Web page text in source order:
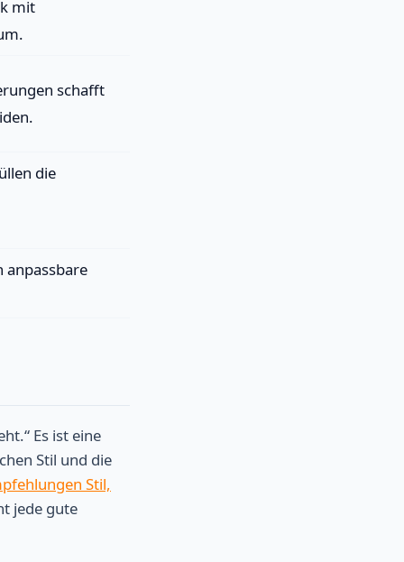
mit
schafft
die
anpassbare
Es ist eine
Stil und die
Stil,
jede gute